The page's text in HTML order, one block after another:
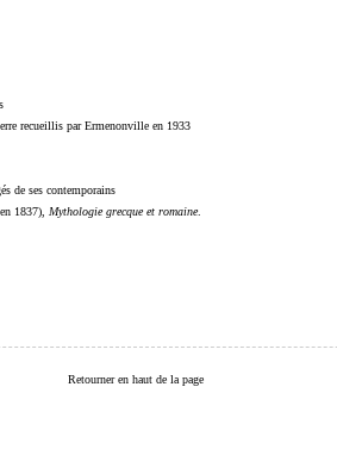
recueillis par Ermenonville en 1933
de ses contemporains
1837), Mythologie grecque et romaine.
Retourner en haut de la page